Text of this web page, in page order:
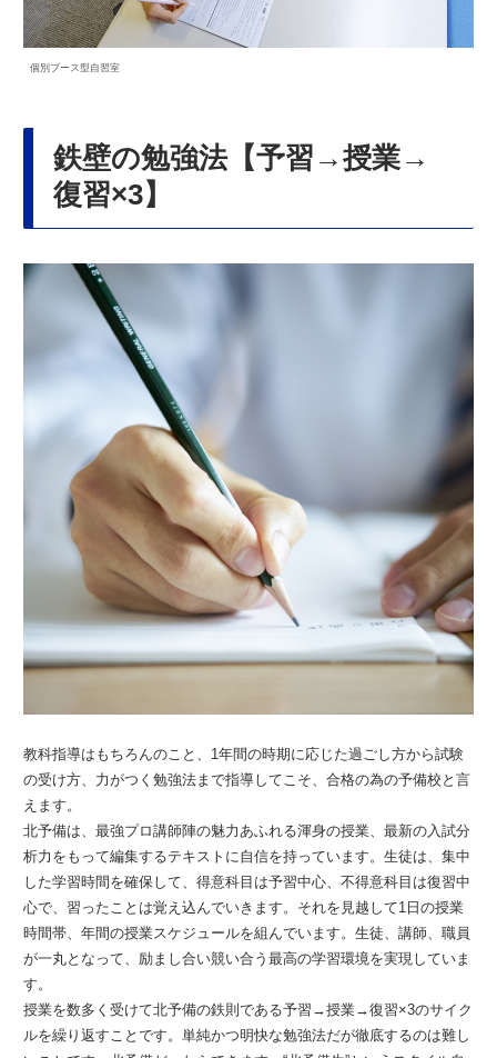
個別ブース型自習室
鉄壁の勉強法【予習→授業→
復習×3】
教科指導はもちろんのこと、1年間の時期に応じた過ごし方から試験
の受け方、力がつく勉強法まで指導してこそ、合格の為の予備校と言
えます。
北予備は、最強プロ講師陣の魅力あふれる渾身の授業、最新の入試分
析力をもって編集するテキストに自信を持っています。生徒は、集中
した学習時間を確保して、得意科目は予習中心、不得意科目は復習中
心で、習ったことは覚え込んでいきます。それを見越して1日の授業
時間帯、年間の授業スケジュールを組んでいます。生徒、講師、職員
が一丸となって、励まし合い競い合う最高の学習環境を実現していま
す。
授業を数多く受けて北予備の鉄則である予習→授業→復習×3のサイク
ルを繰り返すことです。単純かつ明快な勉強法だが徹底するのは難し